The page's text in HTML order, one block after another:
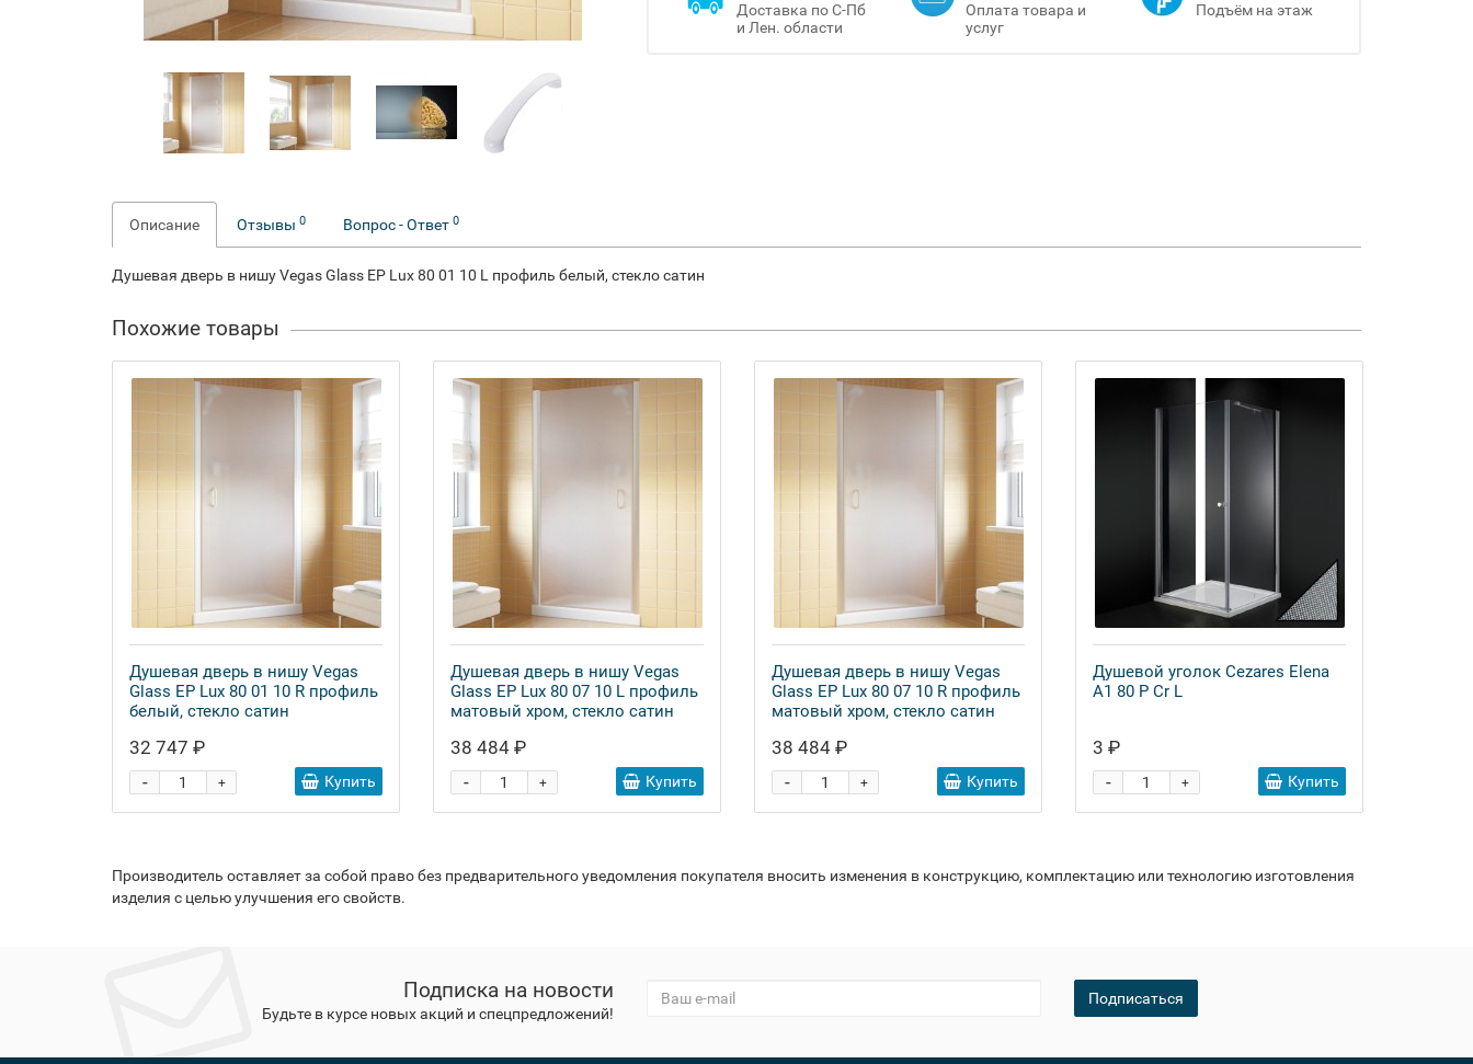
Доставка по С-Пб
и Лен. области
Оплата товара и
услуг
Подъём на этаж
Описание Отзывы 0 Вопрос - Ответ 0
Душевая дверь в нишу Vegas Glass EP Lux 80 01 10 L профиль белый, стекло сатин
Похожие товары
Душевая дверь в нишу Vegas
Glass EP Lux 80 01 10 R профиль
белый, стекло сатин
32 747 ₽
+
- Купить
Душевая дверь в нишу Vegas
Glass EP Lux 80 07 10 L профиль
матовый хром, стекло сатин
38 484 ₽
+
- Купить
Душевая дверь в нишу Vegas
Glass EP Lux 80 07 10 R профиль
матовый хром, стекло сатин
38 484 ₽
+
- Купить
Душевой уголок Cezares Elena
A1 80 P Cr L
3 ₽
+
- Купить
Производитель оставляет за собой право без предварительного уведомления покупателя вносить изменения в конструкцию, комплектацию или технологию изготовления
изделия с целью улучшения его свойств.
Подписка на новости
Будьте в курсе новых акций и спецпредложений!
Подписаться